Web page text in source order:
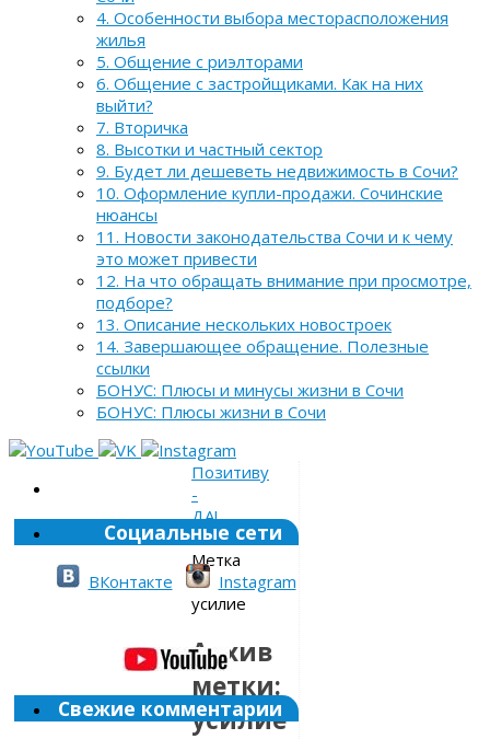
4. Особенности выбора месторасположения
жилья
5. Общение с риэлторами
6. Общение с застройщиками. Как на них
выйти?
7. Вторичка
8. Высотки и частный сектор
9. Будет ли дешеветь недвижимость в Сочи?
10. Оформление купли-продажи. Сочинские
нюансы
11. Новости законодательства Сочи и к чему
это может привести
12. На что обращать внимание при просмотре,
подборе?
13. Описание нескольких новостроек
14. Завершающее обращение. Полезные
ссылки
БОНУС: Плюсы и минусы жизни в Сочи
БОНУС: Плюсы жизни в Сочи
Позитиву
-
ДА!
»
Метка
»
усилие
Архив
метки:
усилие
Социальные сети
ВКонтакте Instagram
Свежие комментарии